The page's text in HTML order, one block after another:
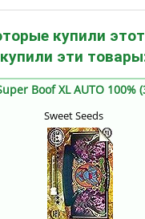
купили
купили эти
Boof XL AUTO 100%
Sweet Seeds